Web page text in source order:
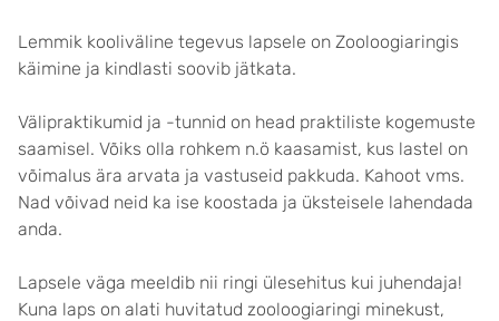
Lemmik kooliväline tegevus lapsele on Zooloogiaringis
käimine ja kindlasti soovib jätkata.
Välipraktikumid ja -tunnid on head praktiliste kogemuste
saamisel. Võiks olla rohkem n.ö kaasamist, kus lastel on
võimalus ära arvata ja vastuseid pakkuda. Kahoot vms.
Nad võivad neid ka ise koostada ja üksteisele lahendada
anda.
Lapsele väga meeldib nii ringi ülesehitus kui juhendaja!
Kuna laps on alati huvitatud zooloogiaringi minekust,